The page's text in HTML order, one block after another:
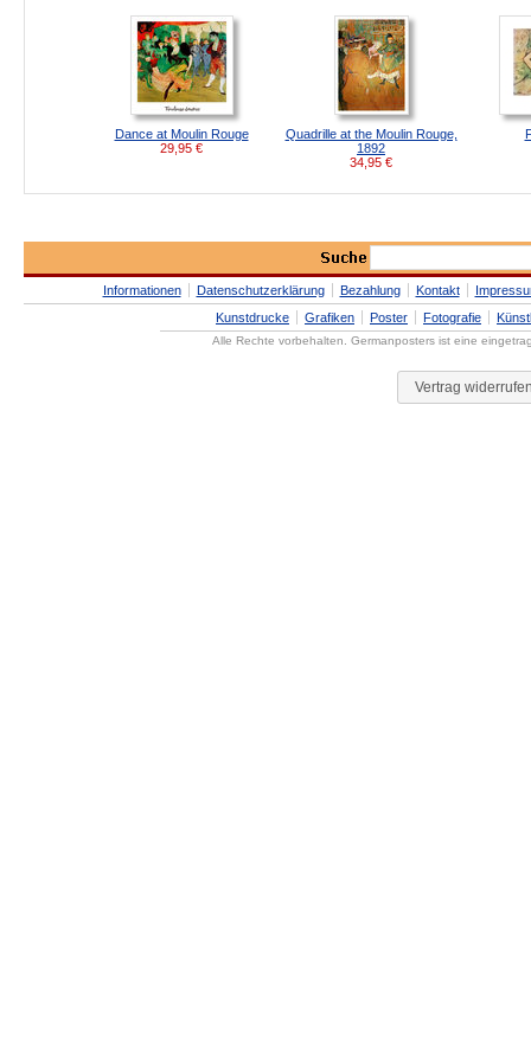
Dance at Moulin Rouge
29,95 €
Quadrille at the Moulin Rouge,
1892
34,95 €
Informationen Datenschutzerklärung Bezahlung Kontakt
Kunstdrucke
Grafiken Poster Fotografie
Alle Rechte vorbehalten. Germanposters ist eine
Vertrag